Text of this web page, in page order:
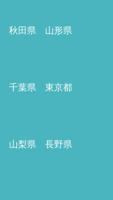
秋田県
山形県
千葉県
東京都
山梨県 長野県